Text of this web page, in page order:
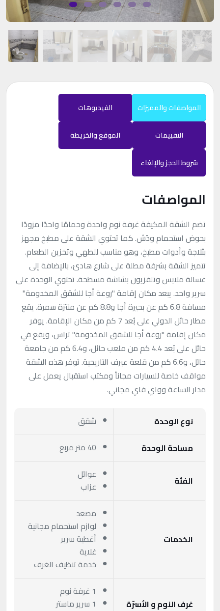
المواصفات والمميزات الفيديوهات
التقييمات الموقع والخريطة
شروط الحجز والإلغاء
المواصفات
تضم الشقة المكيفة غرفة نوم واحدة وحمامًا واحدًا مزودًا
بحوض استحمام ودُش. كما تحتوي الشقة على مطبخ مجهز
بثلاجة وأدوات مطبخ، وهو مناسب للطهي وتخزين الطعام.
تتميز الشقة بشرفة مطلة على شارع هادئ، بالإضافة إلى
غسالة ملابس وتلفزيون بشاشة مسطحة. تحتوي الوحدة على
سرير واحد. يبعد مكان إقامة "روعة أجا للشقق المخدومة"
مسافة 6.8 كم عن بحيرة أجا و8.8 كم عن منتزة سمرة. يقع
مطار حائل الدولي على بُعد 7 كم من مكان الإقامة. يوفر
مكان إقامة "روعة أجا للشقق المخدومة" تراس، ويقع في
حائل على بُعد 4.4 كم من ملعب حائل، و6.4 كم من جامعة
حائل، و6.6 كم من قلعة عيرف التاريخية. توفر هذه الشقة
مواقف خاصة للسيارات مجاناً ومكتب استقبال يعمل على
مدار الساعة وواي فاي مجاني.
نوع الوحدة
شقق
مساحة الوحدة
40 متر مربع
الفئة
عوائل
عزاب
الخدمات
مصعد
لوازم استحمام مجانية
أغطية سرير
غلاية
خدمة تنظيف الغرف
غرف النوم و الأسرّة
1 غرفة نوم
1 سرير ماستر